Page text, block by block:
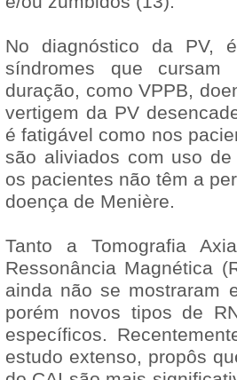
No diagnóstico da PV,
síndromes que
duração, como VPPB,
vertigem da PV
é fatigável como nos
são aliviados com uso
os pacientes não têm a
da doença de Menière.
Tanto a Tomografia
Ressonância Magnética
ainda não se mostraram
porém novos tipos de
específicos.
estudo extenso, propôs